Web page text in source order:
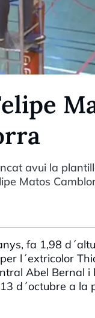
avui la
Matos
fa 1,98
l´extricolor
Abel Bernal
d´octubre a la